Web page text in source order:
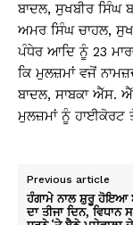
ਬਾਦਲ, ਸੁਖਬੀਰ ਸਿੰਘ
ਅਮਰ ਸਿੰਘ ਚਾਹਲ,
ਪੰਧੇਰ ਆਦਿ ਨੂੰ 23
ਕਿ ਮੁਲਜ਼ਮਾਂ ਵਜੋਂ
ਬਾਦਲ, ਸਾਬਕਾ ਐੱਸ.
ਮੁਲਜ਼ਮਾਂ ਨੂੰ ਹਾਈਕੋਰਟ
Previous article
ਹੰਗਾਮੇ ਨਾਲ ਸ਼ੁਰੂ ਹੋਇਆ
ਦਾ ਤੀਜਾ ਦਿਨ, ਵਿਧਾਨ